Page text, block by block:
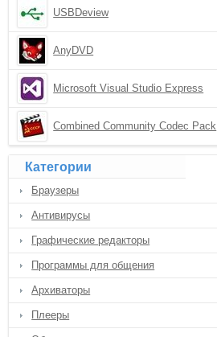
USBDeview
AnyDVD
Microsoft Visual Studio Express
Combined Community Codec Pack
Категории
Браузеры
Антивирусы
Графические редакторы
Программы для общения
Архиваторы
Плееры